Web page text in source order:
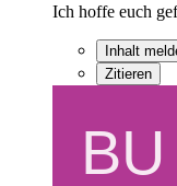
Ich hoffe euch
Inhalt
Zitieren